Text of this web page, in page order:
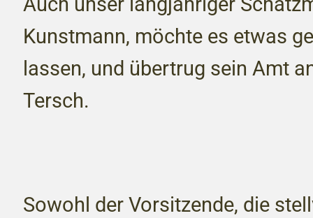
Kunstmann, möchte es etwas
lassen, und übertrug sein Amt
Tersch.
Sowohl der Vorsitzende, die